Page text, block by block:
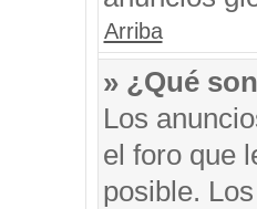
Arriba
» ¿Qué
Los
el foro que
posible.